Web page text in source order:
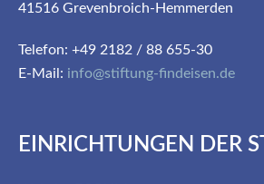
41516 Grevenbroich-Hemmerden
Telefon: +49 2182 / 88 655-30
E-Mail: info@stiftung-findeisen.de
EINRICHTUNGEN DER